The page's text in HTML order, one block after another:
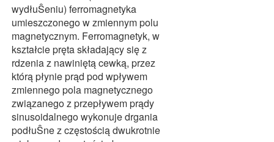
wydłuŜeniu) ferromagnetyka
umieszczonego w zmiennym polu
magnetycznym. Ferromagnetyk, w
kształcie pręta składający się z
rdzenia z nawiniętą cewką, przez
którą płynie prąd pod wpływem
zmiennego pola magnetycznego
związanego z przepływem prądy
sinusoidalnego wykonuje drgania
podłuŜne z częstością dwukrotnie